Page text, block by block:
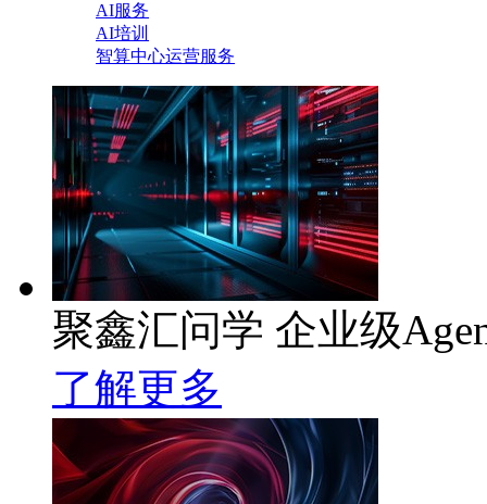
AI服务
AI培训
智算中心运营服务
聚鑫汇问学 企业级
了解更多